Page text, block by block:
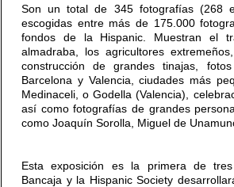
Son un total de 345 fotografías (268
escogidas entre más de 175.000
fondos de la Hispanic. Muestran el
almadraba, los agricultores
construcción de grandes tinajas,
Barcelona y Valencia, ciudades más
Medinaceli, o Godella (Valencia),
así como fotografías de grandes
como Joaquín Sorolla, Miguel de
Esta exposición es la primera de
Bancaja y la Hispanic Society